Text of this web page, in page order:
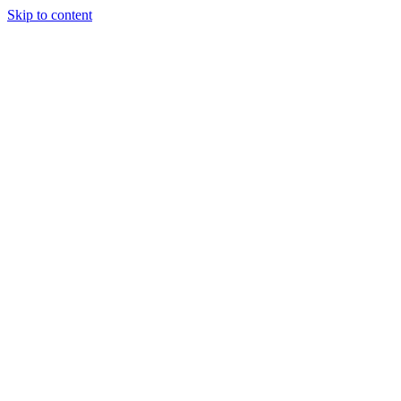
Skip to content